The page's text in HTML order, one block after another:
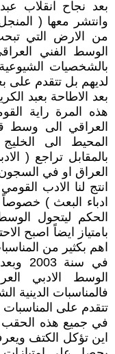
بعد نجاح انقلاب
وانتشر معها (
من الارض التي
الوسط الفني
بالشخصيات
لديهم بل تتقدم على
بعد الاطاحة بعبد
هذه المرة راية
العراقي الى وسط
المحيط الى
بالمقابل تراجع (
العراق او في
انتج لنا الادب
ادباء البعث )
الحكم ليتحول
بامتياز ايضاً اصبح
اهم بكثير من
في
الوسط الادبي
فالمناسبات الدينية
تتقدم على المناسبات
في جميع هذه الحقب
اين تؤكل الكتف